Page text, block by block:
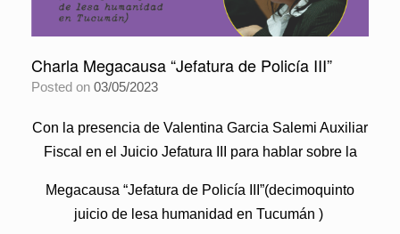
Charla Megacausa “Jefatura de Policía III”
Posted on 03/05/2023
Con la presencia de Valentina Garcia Salemi Auxiliar
Fiscal en el Juicio Jefatura III para hablar sobre la
Megacausa “Jefatura de Policía III”(decimoquinto
juicio de lesa humanidad en Tucumán )